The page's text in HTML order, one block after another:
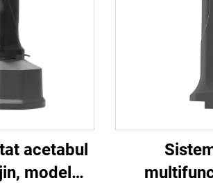
acetabul
model